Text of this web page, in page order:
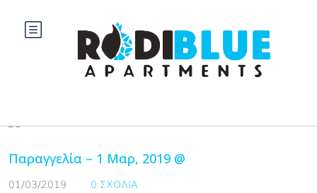
Παραγγελία – 1 Μαρ, 2019 @
01/03/2019 0 ΣΧΌΛΙΑ